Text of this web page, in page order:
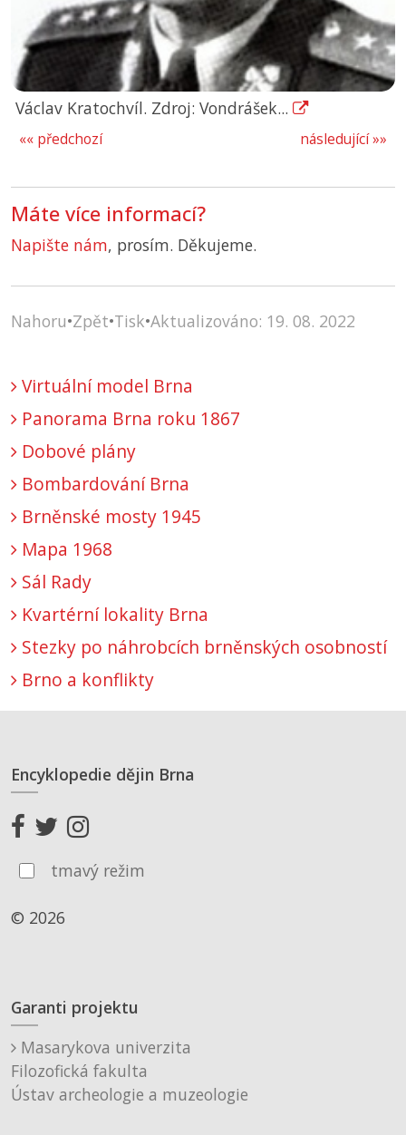
Václav Kratochvíl. Zdroj: Vondrášek...
následující »»
«« předchozí
Máte více informací?
Napište nám, prosím. Děkujeme.
Nahoru•Zpět•Tisk•Aktualizováno: 19. 08. 2022
Virtuální model Brna
Panorama Brna roku 1867
Dobové plány
Bombardování Brna
Brněnské mosty 1945
Mapa 1968
Sál Rady
Kvartérní lokality Brna
Stezky po náhrobcích brněnských osobností
Brno a konflikty
Encyklopedie dějin Brna
tmavý režim
© 2026
Garanti projektu
Masarykova univerzita
Filozofická fakulta
Ústav archeologie a muzeologie